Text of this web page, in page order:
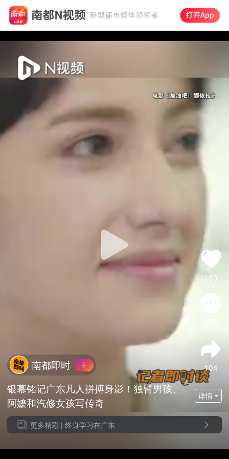
180
104
南都即时
银幕铭记广东凡人拼搏身影！独臂男孩、
阿嬷和汽修女孩写传奇
详情
更多精彩 | 终身学习在广东